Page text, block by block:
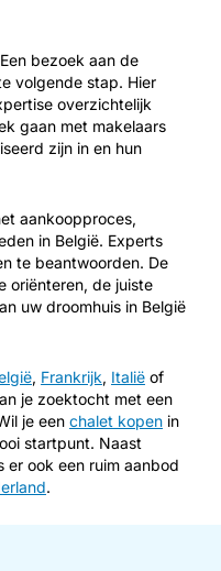
bezoek aan de
volgende stap. Hier
overzichtelijk
gaan met makelaars
zijn in en hun
aankoopproces,
in België. Experts
te beantwoorden. De
oriënteren, de juiste
uw droomhuis in België
, Frankrijk, Italië of
je zoektocht met een
je een chalet kopen in
startpunt. Naast
ook een ruim aanbod
.